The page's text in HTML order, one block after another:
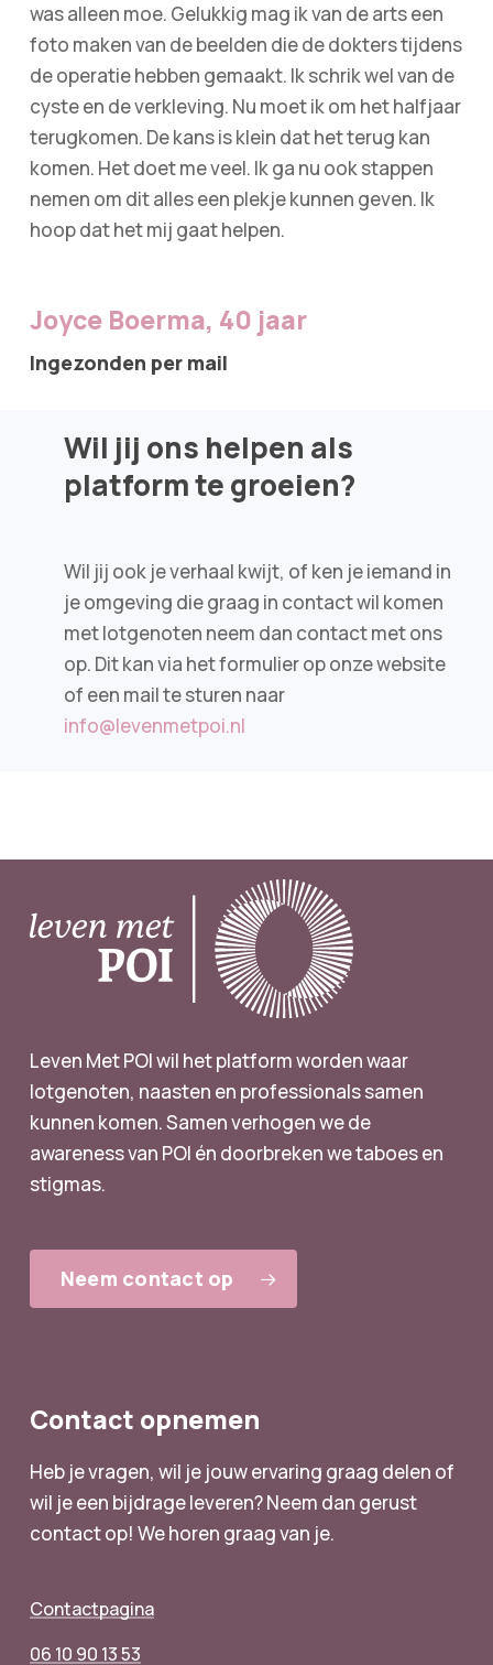
was alleen moe. Gelukkig mag ik van de arts een
foto maken van de beelden die de dokters tijdens
de operatie hebben gemaakt. Ik schrik wel van de
cyste en de verkleving. Nu moet ik om het halfjaar
terugkomen. De kans is klein dat het terug kan
komen. Het doet me veel. Ik ga nu ook stappen
nemen om dit alles een plekje kunnen geven. Ik
hoop dat het mij gaat helpen.
Joyce Boerma, 40 jaar
Ingezonden per mail
Wil jij ons helpen als
platform te groeien?
Wil jij ook je verhaal kwijt, of ken je iemand in
je omgeving die graag in contact wil komen
met lotgenoten neem dan contact met ons
op. Dit kan via het formulier op onze website
of een mail te sturen naar
info@levenmetpoi.nl
Leven Met POI wil het platform worden waar
lotgenoten, naasten en professionals samen
kunnen komen. Samen verhogen we de
awareness van POI én doorbreken we taboes en
stigmas.
Neem contact op
Contact opnemen
Heb je vragen, wil je jouw ervaring graag delen of
wil je een bijdrage leveren? Neem dan gerust
contact op! We horen graag van je.
Contactpagina
06 10 90 13 53